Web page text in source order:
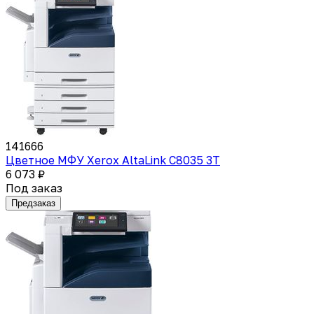
141666
Цветное МФУ Xerox AltaLink C8035 3T
6 073 ₽
Под заказ
Предзаказ